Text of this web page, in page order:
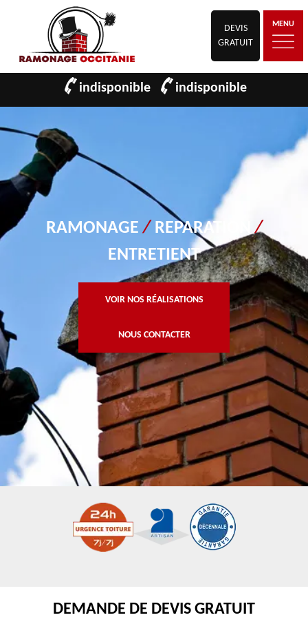
DEVIS
GRATUIT
MENU
indisponible indisponible
RAMONAGE/ REPARATION/
ENTRETIENT
VOIR NOS RÉALISATIONS
NOUS CONTACTER
DEMANDE DE DEVIS GRATUIT